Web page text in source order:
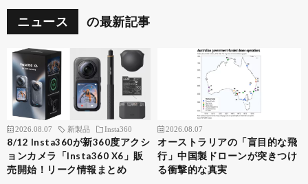
ニュース の最新記事
2026.08.07 新製品 Insta360
8/12 Insta360が新360度アクシ
ョンカメラ「Insta360 X6」販
売開始！リーク情報まとめ
2026.08.07
オーストラリアの「盲目的な飛
行」中国製ドローンが突きつけ
る衝撃的な真実